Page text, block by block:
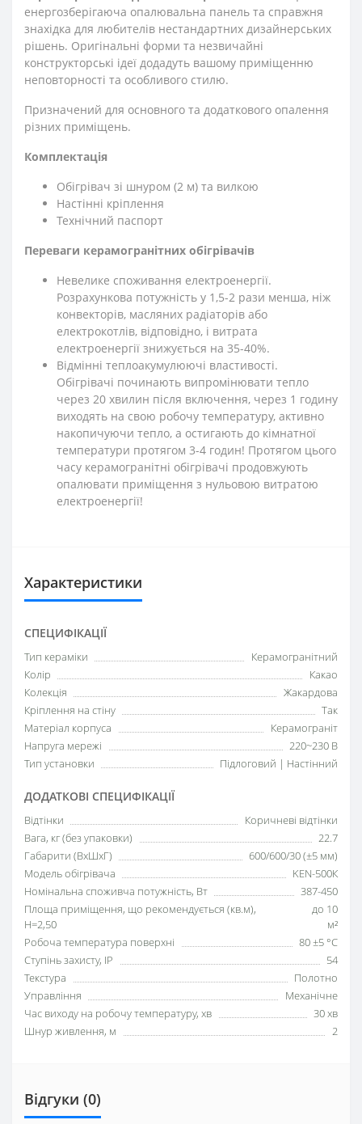
енергозберігаюча опалювальна панель та справжня
знахідка для любителів нестандартних дизайнерських
рішень. Оригінальні форми та незвичайні
конструкторські ідеї додадуть вашому приміщенню
неповторності та особливого стилю.
Призначений для основного та додаткового опалення
різних приміщень.
Комплектація
Обігрівач зі шнуром (2 м) та вилкою
Настінні кріплення
Технічний паспорт
Переваги керамогранітних обігрівачів
Невелике споживання електроенергії.
Розрахункова потужність у 1,5-2 рази менша, ніж
конвекторів, масляних радіаторів або
електрокотлів, відповідно, і витрата
електроенергії знижується на 35-40%.
Відмінні теплоакумулюючі властивості.
Обігрівачі починають випромінювати тепло
через 20 хвилин після включення, через 1 годину
виходять на свою робочу температуру, активно
накопичуючи тепло, а остигають до кімнатної
температури протягом 3-4 годин! Протягом цього
часу керамогранітні обігрівачі продовжують
опалювати приміщення з нульовою витратою
електроенергії!
Характеристики
СПЕЦИФІКАЦІЇ
Тип кераміки
Керамогранітний
Колір
Какао
Колекція
Жакардова
Кріплення на стіну
Так
Матеріал корпуса
Керамограніт
Напруга мережі
220~230 В
Тип установки
Підлоговий | Настінний
ДОДАТКОВІ СПЕЦИФІКАЦІЇ
Відтінки
Коричневі відтінки
Вага, кг (без упаковки)
22.7
Габарити (ВхШхГ)
600/600/30 (±5 мм)
Модель обігрівача
KEN-500К
Номінальна споживча потужність, Вт
387-450
Площа приміщення, що рекомендується (кв.м),
H=2,50
до 10
м²
Робоча температура поверхні
80 ±5 °С
Ступінь захисту, IP
54
Текстура
Полотно
Управління
Механічне
Час виходу на робочу температуру, хв
30 хв
Шнур живлення, м
2
Відгуки (0)